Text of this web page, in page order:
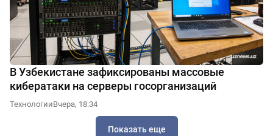
В Узбекистане зафиксированы массовые
кибератаки на серверы госорганизаций
ТехнологииВчера, 18:34
Показать еще